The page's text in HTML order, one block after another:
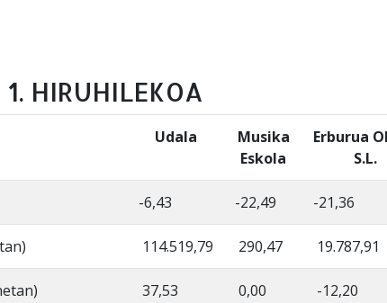
HIRUHILEKOA
Udala
Musika
Eskola
Erburua
S.L.
-6,43 -22,49 -21,36
114.519,79 290,47 19.787,91
37,53 0,00 -12,20